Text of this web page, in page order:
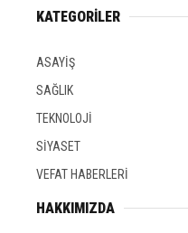
KATEGORİLER
ASAYİŞ
SAĞLIK
TEKNOLOJİ
SİYASET
VEFAT HABERLERİ
HAKKIMIZDA